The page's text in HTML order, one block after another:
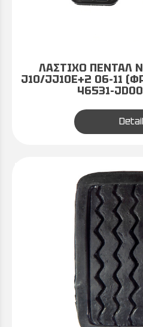
ΛΑΣΤΙΧΟ ΠΕΝΤΑΛ
J10/JJ10E+2 06-11
46531-